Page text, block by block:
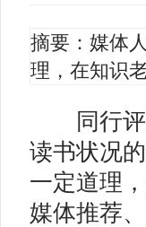
摘要：媒体
理，在知识
同行评
读书状况
一定道理
媒体推荐